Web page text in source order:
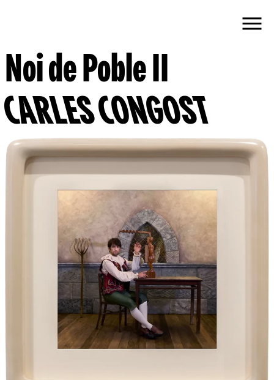
Noi de Poble II
CARLES CONGOST